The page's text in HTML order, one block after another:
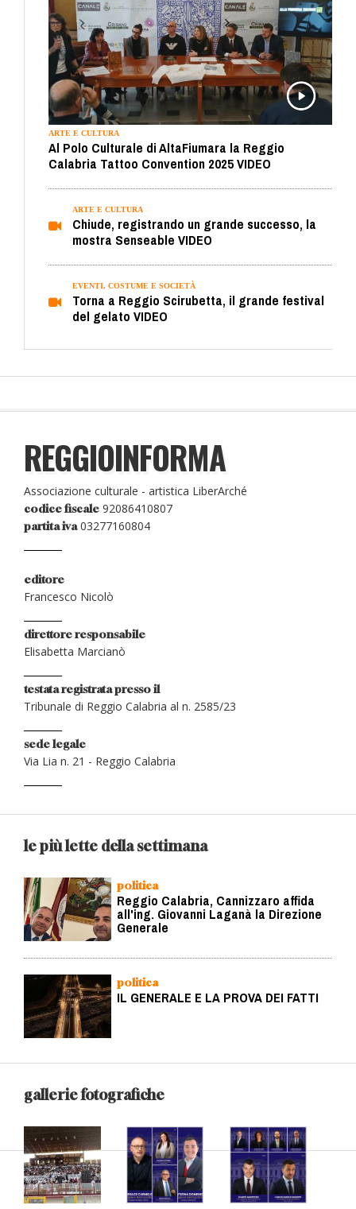
ARTE E CULTURA
Al Polo Culturale di AltaFiumara la Reggio
Calabria Tattoo Convention 2025 VIDEO
ARTE E CULTURA
Chiude, registrando un grande successo, la
mostra Senseable VIDEO
EVENTI, COSTUME E SOCIETÀ
Torna a Reggio Scirubetta, il grande festival
del gelato VIDEO
REGGIOINFORMA
Associazione culturale - artistica LiberArché
codice fiscale 92086410807
partita iva03277160804
editore
Francesco Nicolò
direttore responsabile
Elisabetta Marcianò
testata registrata presso il
Tribunale di Reggio Calabria al n. 2585/23
sede legale
Via Lia n. 21 - Reggio Calabria
le più lette della settimana
politica
Reggio Calabria, Cannizzaro affida
all'ing. Giovanni Laganà la Direzione
Generale
politica
IL GENERALE E LA PROVA DEI FATTI
gallerie fotografiche